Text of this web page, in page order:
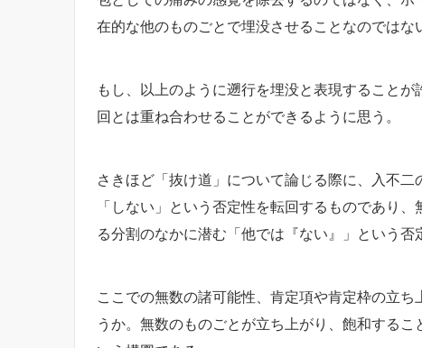
在的な他のものごとで埋没させることなのではな
もし、以上のように遡行を埋没と表現すること
回とは重ね合わせることができるように思う。
さきほど「抜け道」について論じる際に、入不
「しない」という否定性を転回するものであり
る分割のなかに潜む「他では『ない』」という否
ここでの無数の諸可能性、肯定項や肯定枠の立
うか。無数のものごとが立ち上がり、飽和する